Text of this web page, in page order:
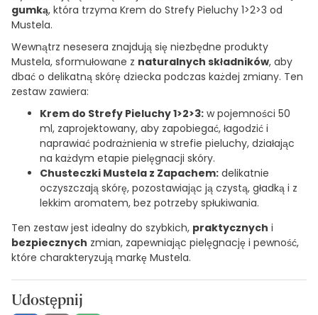
gumką, która trzyma Krem do Strefy Pieluchy 1>2>3 od
Mustela.
Wewnątrz nesesera znajdują się niezbędne produkty
Mustela, sformułowane z naturalnych składników, aby
dbać o delikatną skórę dziecka podczas każdej zmiany. Ten
zestaw zawiera:
Krem do Strefy Pieluchy 1>2>3: w pojemności 50
ml, zaprojektowany, aby zapobiegać, łagodzić i
naprawiać podrażnienia w strefie pieluchy, działając
na każdym etapie pielęgnacji skóry.
Chusteczki Mustela z Zapachem: delikatnie
oczyszczają skórę, pozostawiając ją czystą, gładką i z
lekkim aromatem, bez potrzeby spłukiwania.
Ten zestaw jest idealny do szybkich, praktycznych i
bezpiecznych zmian, zapewniając pielęgnację i pewność,
które charakteryzują markę Mustela.
Udostępnij